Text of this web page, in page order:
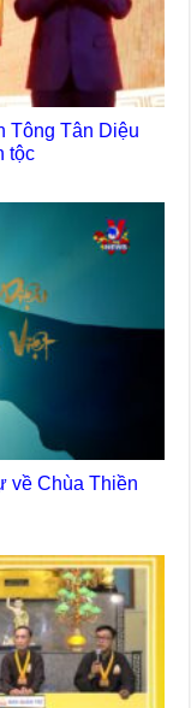
Tông Tân Diệu
tộc
về Chùa Thiền